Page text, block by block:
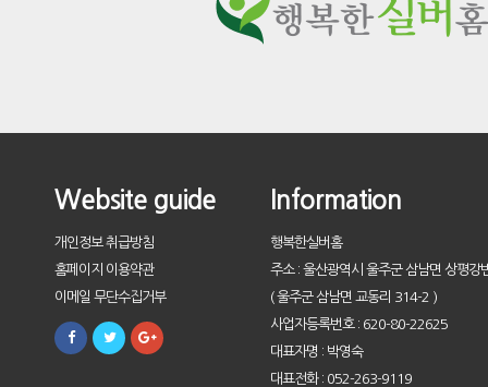
Website guide
개인정보 취급방침
홈페이지 이용약관
이메일 무단수집거부
Information
행복한실버홈
주소 : 울산광역시 울주군 삼남면 상평강
( 울주군 삼남면 교동리 314-2 )
사업자등록번호 : 620-80-22625
대표자명 : 박영숙
대표전화 : 052-263-9119